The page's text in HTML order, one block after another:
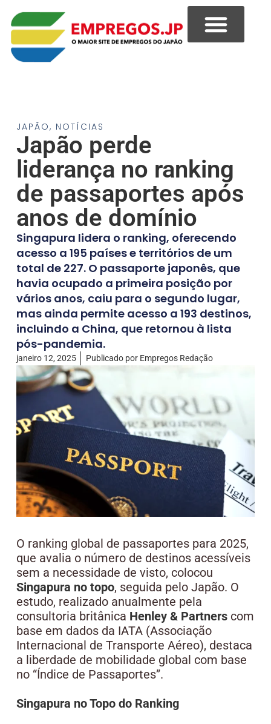
JAPÃO, NOTÍCIAS
Japão perde
liderança no ranking
de passaportes após
anos de domínio
Singapura lidera o ranking, oferecendo
acesso a 195 países e territórios de um
total de 227. O passaporte japonês, que
havia ocupado a primeira posição por
vários anos, caiu para o segundo lugar,
mas ainda permite acesso a 193 destinos,
incluindo a China, que retornou à lista
pós-pandemia.
janeiro 12, 2025 Publicado porEmpregos Redação
O ranking global de passaportes para 2025,
que avalia o número de destinos acessíveis
sem a necessidade de visto, colocou
Singapura no topo, seguida pelo Japão. O
estudo, realizado anualmente pela
consultoria britânica Henley & Partnerscom
base em dados da IATA (Associação
Internacional de Transporte Aéreo), destaca
a liberdade de mobilidade global com base
no “Índice de Passaportes”.
Singapura no Topo do Ranking